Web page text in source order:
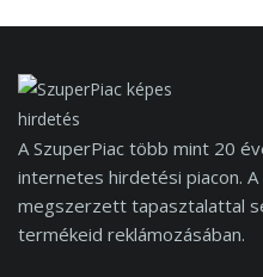
A SzuperPiac több mint 20
internetes hirdetési piacon.
megszerzett tapasztalattal
termékeid reklámozásában.